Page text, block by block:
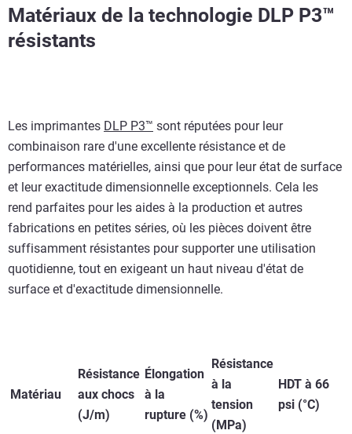
Matériaux de la technologie DLP P3™
résistants
Les imprimantes DLP P3™ sont réputées pour leur
combinaison rare d'une excellente résistance et de
performances matérielles, ainsi que pour leur état de surface
et leur exactitude dimensionnelle exceptionnels. Cela les
rend parfaites pour les aides à la production et autres
fabrications en petites séries, où les pièces doivent être
suffisamment résistantes pour supporter une utilisation
quotidienne, tout en exigeant un haut niveau d'état de
surface et d'exactitude dimensionnelle.
Matériau
Résistance
aux chocs
(J/m)
Élongation
à la
rupture (%)
Résistance
à la
tension
(MPa)
HDT à 66
psi (°C)